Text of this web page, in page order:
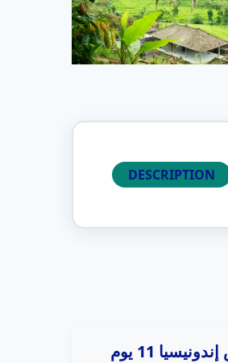
DESCRIPTION
عروض إندونيسيا 11 يوم